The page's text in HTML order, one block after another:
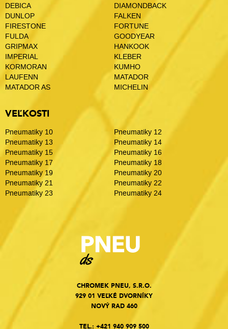
DEBICA
DIAMONDBACK
DUNLOP
FALKEN
FIRESTONE
FORTUNE
FULDA
GOODYEAR
GRIPMAX
HANKOOK
IMPERIAL
KLEBER
KORMORAN
KUMHO
LAUFENN
MATADOR
MATADOR AS
MICHELIN
VEĽKOSTI
Pneumatiky 10
Pneumatiky 12
Pneumatiky 13
Pneumatiky 14
Pneumatiky 15
Pneumatiky 16
Pneumatiky 17
Pneumatiky 18
Pneumatiky 19
Pneumatiky 20
Pneumatiky 21
Pneumatiky 22
Pneumatiky 23
Pneumatiky 24
CHROMEK PNEU, S.R.O.
929 01 VEĽKÉ DVORNÍKY
NOVÝ RAD 460
TEL.: +421 940 909 500